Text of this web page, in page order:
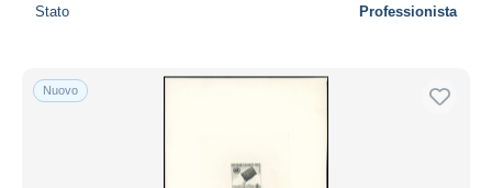
Stato Professionista
Nuovo